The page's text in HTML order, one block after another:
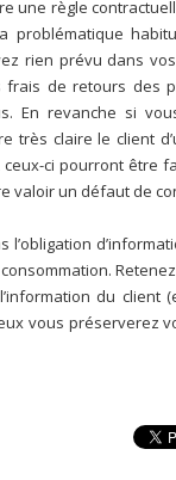
une règle
problématique
rien prévu dans vos
de retours des
En revanche si
très claire le client
ci pourront être
valoir un défaut de
du client
vous préserverez